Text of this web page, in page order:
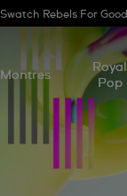
Swatch Rebels For Good
Montres
Royal
Pop